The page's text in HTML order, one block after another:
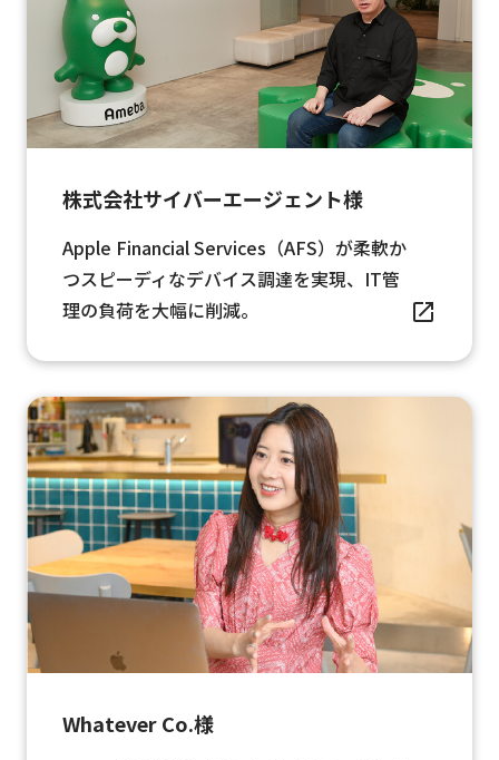
株式会社サイバーエージェント様
Apple Financial Services（AFS）が柔軟か
つスピーディなデバイス調達を実現、IT管
理の負荷を大幅に削減。
Whatever Co.様